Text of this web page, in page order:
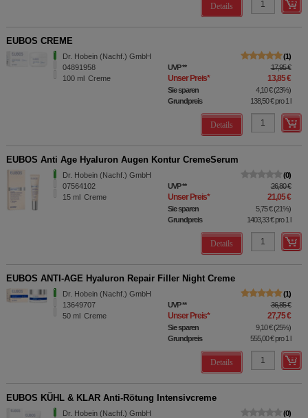
Details
EUBOS CREME
Dr. Hobein (Nachf.) GmbH
04891958
100 ml Creme
1
UVP** 17,95 €
Unser Preis* 13,85 €
Sie sparen 4,10 €(23%)
Grundpreis
138,50 €pro 1 l
Details
EUBOS Anti Age Hyaluron Augen Kontur CremeSerum
Dr. Hobein (Nachf.) GmbH
07564102
15 ml Creme
0
UVP** 26,80 €
Unser Preis* 21,05 €
Sie sparen 5,75 €(21%)
Grundpreis
1403,33 €pro 1 l
Details
EUBOS ANTI-AGE Hyaluron Repair Filler Night Creme
Dr. Hobein (Nachf.) GmbH
13649707
50 ml Creme
1
UVP** 36,85 €
Unser Preis* 27,75 €
Sie sparen 9,10 €(25%)
Grundpreis
555,00 €pro 1 l
Details
EUBOS KÜHL & KLAR Anti-Rötung Intensivcreme
Dr. Hobein (Nachf.) GmbH
0